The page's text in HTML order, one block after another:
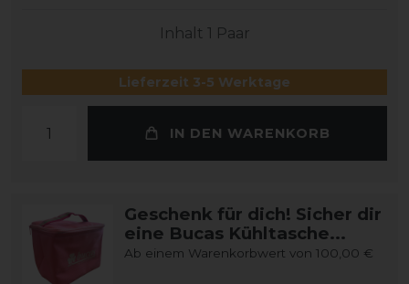
Inhalt 1 Paar
Lieferzeit 3-5 Werktage
IN DEN WARENKORB
Geschenk für dich! Sicher dir
eine Bucas Kühltasche...
Ab einem Warenkorbwert von 100,00 €